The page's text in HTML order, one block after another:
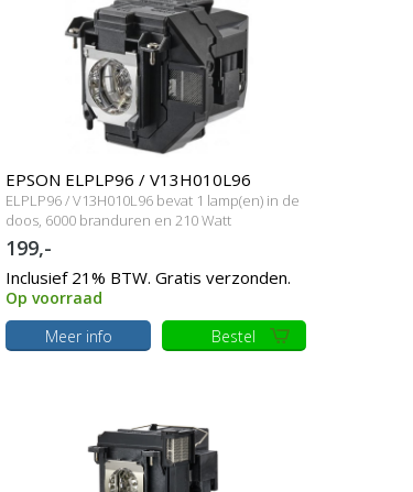
EPSON ELPLP96 / V13H010L96
Originele lampmodule
ELPLP96 / V13H010L96 bevat 1 lamp(en) in de
doos, 6000 branduren en 210 Watt
199,-
Inclusief 21% BTW. Gratis verzonden.
Op voorraad
Meer info
Bestel